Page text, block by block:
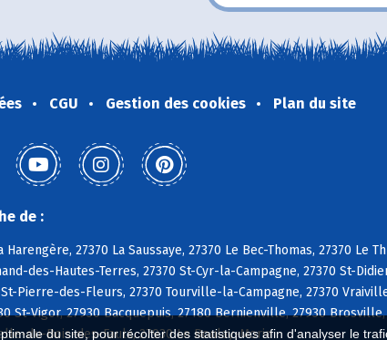
du site, pour récolter des statistiques afin d'analyser le
CGU Gestion des cookies Plan du site
de :
27370 La Saussaye, 27370 Le Bec-Thomas, 27370 Le
des-Hautes-Terres, 27370 St-Cyr-la-Campagne, 27370 St-
Pierre-des-Fleurs, 27370 Tourville-la-Campagne, 27370
St-Vigor, 27930 Bacquepuis, 27180 Bernienville, 27930 Brosville,
du-Bois-des-Faulx, 27930 Le Boulay-Morin